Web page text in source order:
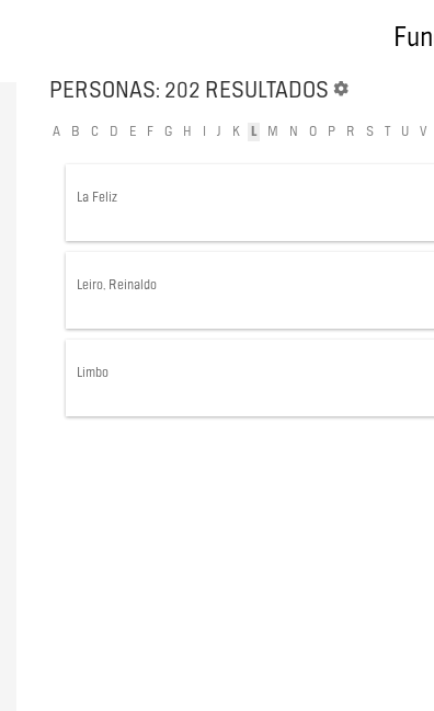
PERSONAS: 202 RESULTADOS
A B C D E F G H J K L M N O P R S U V
La Feliz
Leiro, Reinaldo
Limbo